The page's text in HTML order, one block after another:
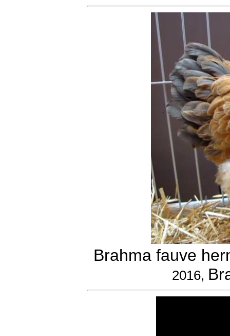
Brahma fauve
2016,